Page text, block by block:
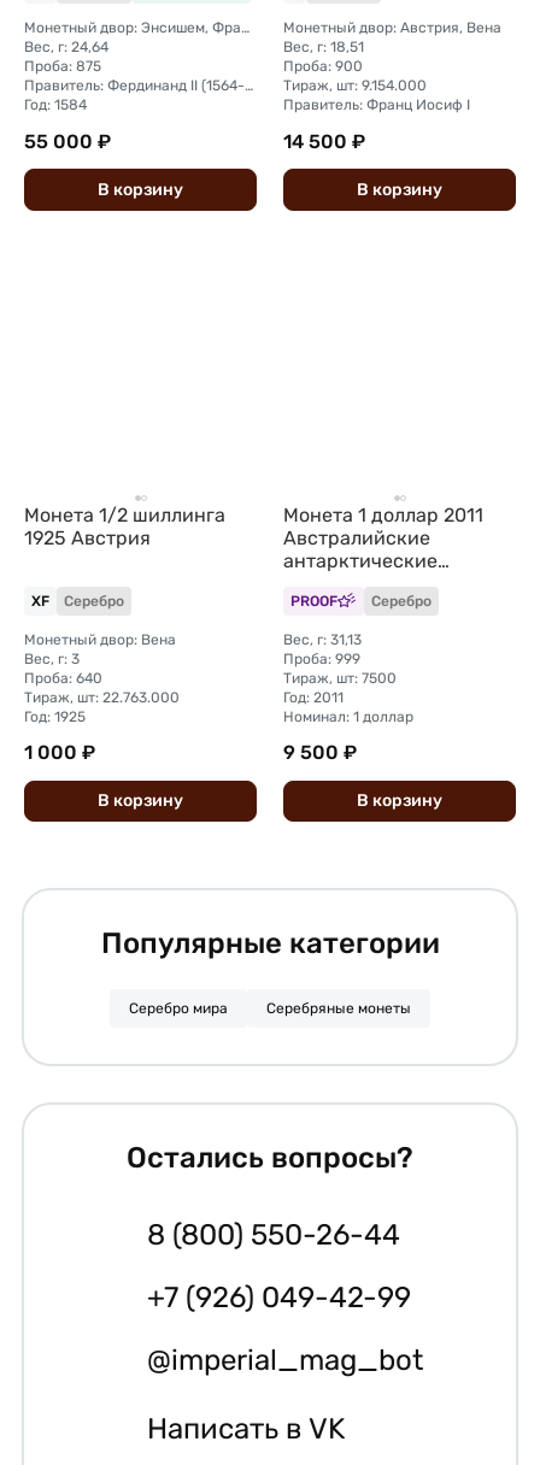
Монетный двор: Энсишем, Франция
Вес, г: 24,64
Проба: 875
Правитель: Фердинанд II (1564-1595)
Год: 1584
55 000 ₽
В корзину
Монетный двор: Австрия, Вена
Вес, г: 18,51
Проба: 900
Тираж, шт: 9.154.000
Правитель: Франц Иосиф I
14 500 ₽
В корзину
Монета 1/2 шиллинга
1925 Австрия
XF Серебро
Монетный двор: Вена
Вес, г: 3
Проба: 640
Тираж, шт: 22.763.000
Год: 1925
1 000 ₽
В корзину
Монета 1 доллар 2011
Австралийские
антарктические
территории - Косатка
Кит Австралия
PROOF Серебро
Вес, г: 31,13
Проба: 999
Тираж, шт: 7500
Год: 2011
Номинал: 1 доллар
9 500 ₽
В корзину
Популярные категории
Серебро мира Серебряные монеты
Остались вопросы?
8 (800) 550-26-44
+7 (926) 049-42-99
@imperial_mag_bot
Написать в VK